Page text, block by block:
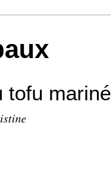
tofu mariné